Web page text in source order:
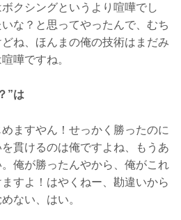
クシングというより喧嘩でし
な？と思ってやったんで、むち
ね、ほんまの俺の技術はまだみ
嘩ですね。
”は
ますやん！せっかく勝ったのに
貫けるのは俺ですよね、もうあ
俺が勝ったんやから、俺がこれ
すよ！はやくねー、勘違いから
ない、はい。